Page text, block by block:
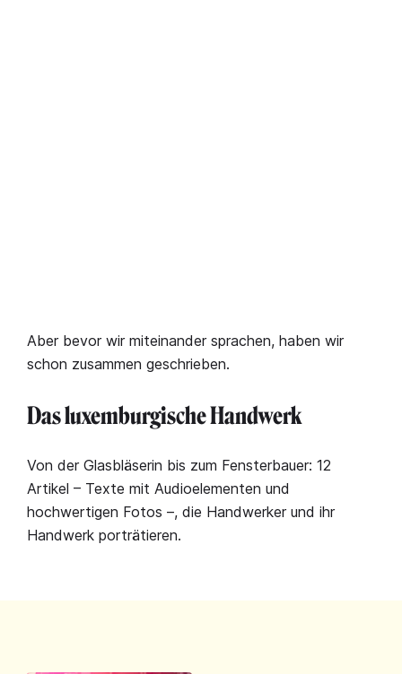
Aber bevor wir miteinander sprachen, haben wir
schon zusammen geschrieben.
Das luxemburgische Handwerk
Von der Glasbläserin bis zum Fensterbauer: 12
Artikel – Texte mit Audioelementen und
hochwertigen Fotos –, die Handwerker und ihr
Handwerk porträtieren.